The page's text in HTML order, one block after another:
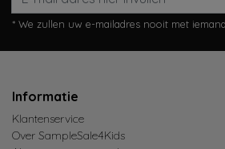
* We zullen uw e-mailadres nooit met
Informatie
Klantenservice
Over SampleSale4Kids